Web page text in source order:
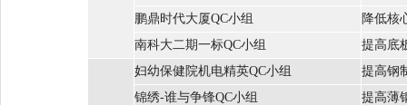
鹏鼎时代大厦QC小组
降低核
南科大二期一标QC小组
提高底
妇幼保健院机电精英QC小组
提高钢
锦绣-谁与争锋QC小组
提高薄